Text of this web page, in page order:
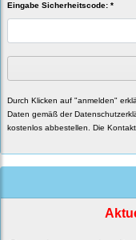
Eingabe Sicherheitscode: *
Durch Klicken auf "anmelden"
Daten gemäß der
kostenlos abbestellen. Die